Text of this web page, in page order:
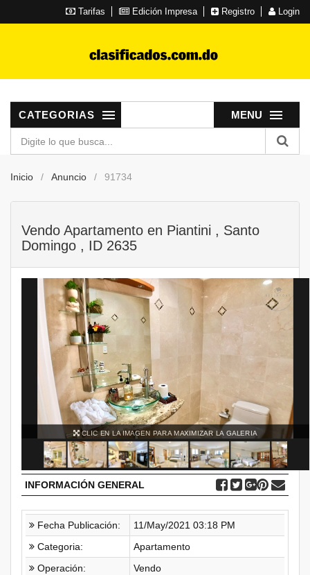
Tarifas Edición Impresa Registro Login
MENU
CATEGORIAS
Inicio Anuncio 91734
Vendo Apartamento en Piantini , Santo
Domingo , ID 2635
CLIC EN LA IMAGEN PARA MAXIMIZAR LA GALERIA
INFORMACIÓN GENERAL
Fecha Publicación:
11/May/2021 03:18 PM
Categoria:
Apartamento
Operación:
Vendo